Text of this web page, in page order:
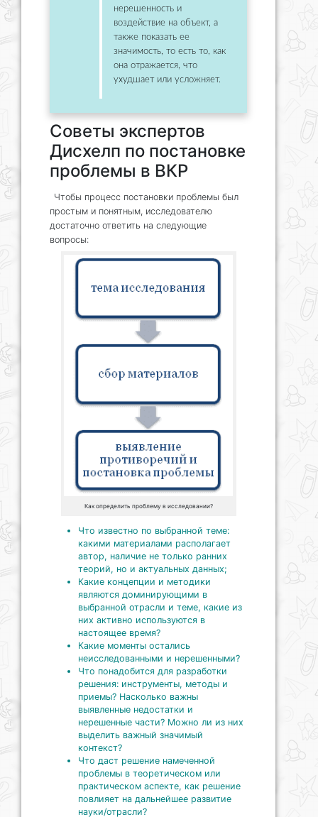
нерешенность и
воздействие на объект, а
также показать ее
значимость, то есть то, как
она отражается, что
ухудшает или усложняет.
Советы экспертов
Дисхелп по постановке
проблемы в ВКР
Чтобы процесс постановки проблемы был
простым и понятным, исследователю
достаточно ответить на следующие
вопросы:
Как определить проблему в исследовании?
Что известно по выбранной теме:
какими материалами располагает
автор, наличие не только ранних
теорий, но и актуальных данных;
Какие концепции и методики
являются доминирующими в
выбранной отрасли и теме, какие из
них активно используются в
настоящее время?
Какие моменты остались
неисследованными и нерешенными?
Что понадобится для разработки
решения: инструменты, методы и
приемы? Насколько важны
выявленные недостатки и
нерешенные части? Можно ли из них
выделить важный значимый
контекст?
Что даст решение намеченной
проблемы в теоретическом или
практическом аспекте, как решение
повлияет на дальнейшее развитие
науки/отрасли?